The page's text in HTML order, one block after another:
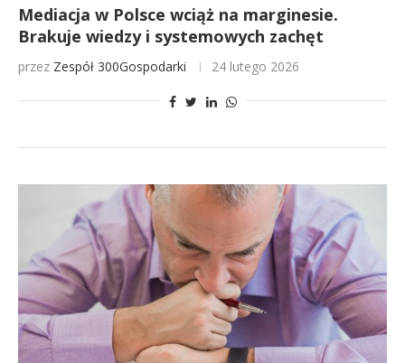
Mediacja w Polsce wciąż na marginesie.
Brakuje wiedzy i systemowych zachęt
przez Zespół 300Gospodarki 24 lutego 2026